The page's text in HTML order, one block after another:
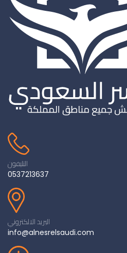
التليفون
0537213637
البريد الالكتروني
info@alnesrelsaudi.com